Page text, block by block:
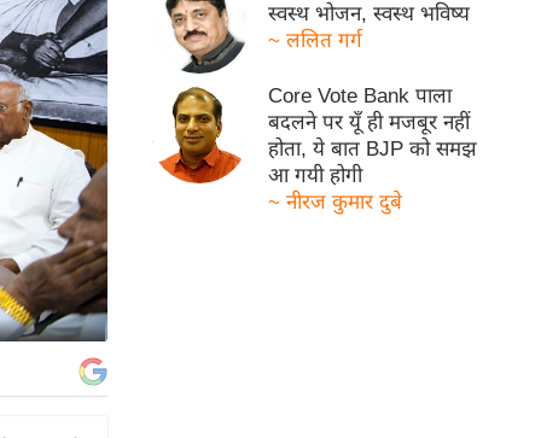
स्वस्थ भोजन, स्वस्थ भविष्य
~ ललित गर्ग
Core Vote Bank पाला
बदलने पर यूँ ही मजबूर नहीं
होता, ये बात BJP को समझ
आ गयी होगी
~ नीरज कुमार दुबे